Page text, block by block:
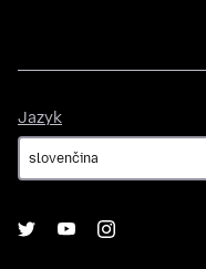
Jazyk